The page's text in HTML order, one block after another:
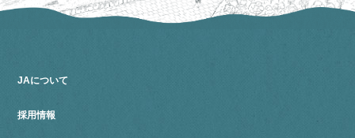
JAについて
採用情報